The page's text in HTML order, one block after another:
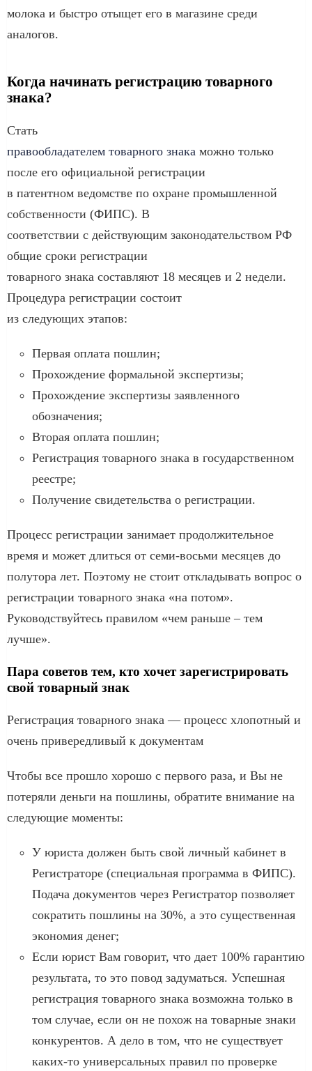
молока и быстро отыщет его в магазине среди
аналогов.
Когда начинать регистрацию товарного
знака?
Стать
правообладателем товарного знака можно только
после его официальной регистрации
в патентном ведомстве по охране промышленной
собственности (ФИПС). В
соответствии с действующим законодательством РФ
общие сроки регистрации
товарного знака составляют 18 месяцев и 2 недели.
Процедура регистрации состоит
из следующих этапов:
Первая оплата пошлин;
Прохождение формальной экспертизы;
Прохождение экспертизы заявленного
обозначения;
Вторая оплата пошлин;
Регистрация товарного знака в государственном
реестре;
Получение свидетельства о регистрации.
Процесс регистрации занимает продолжительное
время и может длиться от семи-восьми месяцев до
полутора лет. Поэтому не стоит откладывать вопрос о
регистрации товарного знака «на потом».
Руководствуйтесь правилом «чем раньше – тем
лучше».
Пара советов тем, кто хочет зарегистрировать
свой товарный знак
Регистрация товарного знака — процесс хлопотный и
очень привередливый к документам
Чтобы все прошло хорошо с первого раза, и Вы не
потеряли деньги на пошлины, обратите внимание на
следующие моменты:
У юриста должен быть свой личный кабинет в
Регистраторе (специальная программа в ФИПС).
Подача документов через Регистратор позволяет
сократить пошлины на 30%, а это существенная
экономия денег;
Если юрист Вам говорит, что дает 100% гарантию
результата, то это повод задуматься. Успешная
регистрация товарного знака возможна только в
том случае, если он не похож на товарные знаки
конкурентов. А дело в том, что не существует
каких-то универсальных правил по проверке